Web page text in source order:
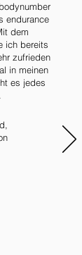
endurance
dem
ich bereits
zufrieden
in meinen
es jedes